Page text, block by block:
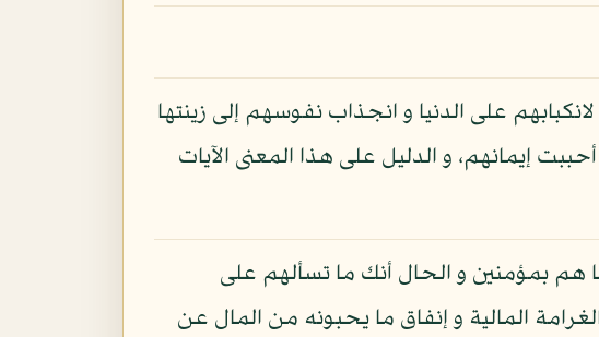
على الدنيا و انجذاب نفوسهم إلى زينتها
إيمانهم، و الدليل على هذا المعنى الآيات
هم بمؤمنين و الحال أنك ما تسألهم على
المالية و إنفاق ما يحبونه من المال عن